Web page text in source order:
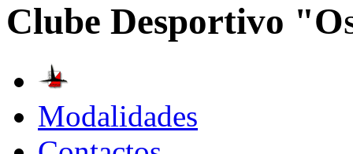
Clube Desportivo
Modalidades